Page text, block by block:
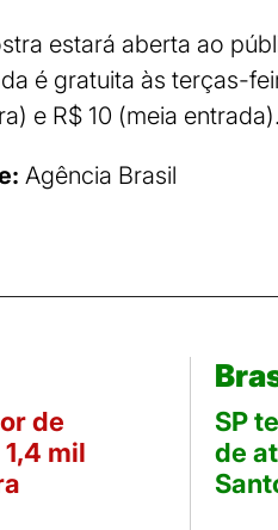
estará aberta ao
é gratuita às terças-
e R$ 10 (meia entrada).
Agência Brasil
de
mil
SP
de